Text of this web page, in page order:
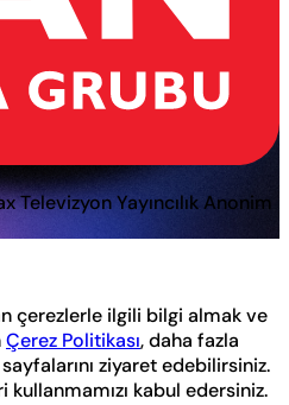
Yayıncılık Anonim
çerezlerle ilgili bilgi almak ve
Çerez Politikası, daha fazla
sayfalarını ziyaret edebilirsiniz.
kabul edersiniz.